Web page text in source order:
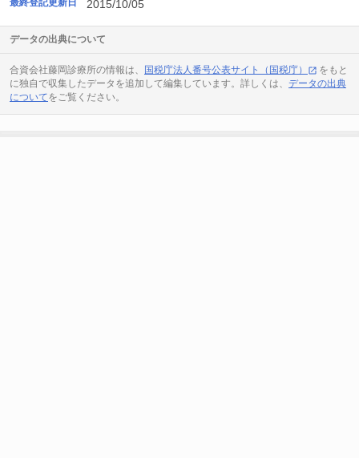
最終登記更新日 2015/10/05
データの出典について
合資会社藤岡診療所の情報は、 国税庁法人番号公表サイト（国税庁）
をもと
に独自で収集したデータを追加して編集しています。詳しくは、 データの出典
についてをご覧ください。